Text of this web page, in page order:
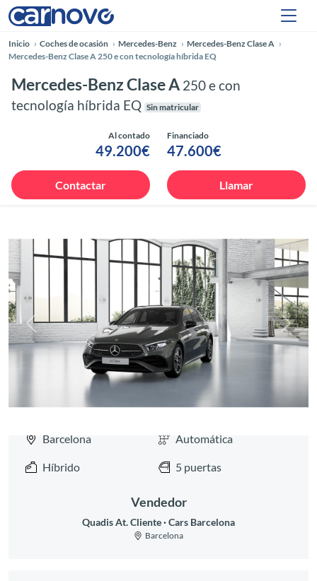
Inicio Coches de ocasión Mercedes-Benz
Mercedes-Benz Clase A
Mercedes-Benz Clase A 250 e con tecnología híbrida EQ
Mercedes-Benz Clase A 250 e con
tecnología híbrida EQ Sin matricular
Al contado
49.200€
Financiado
47.600€
Contactar Llamar
Anterior
Barcelona Automática
Híbrido 5 puertas
Vendedor
Quadis At. Cliente Cars Barcelona
Barcelona